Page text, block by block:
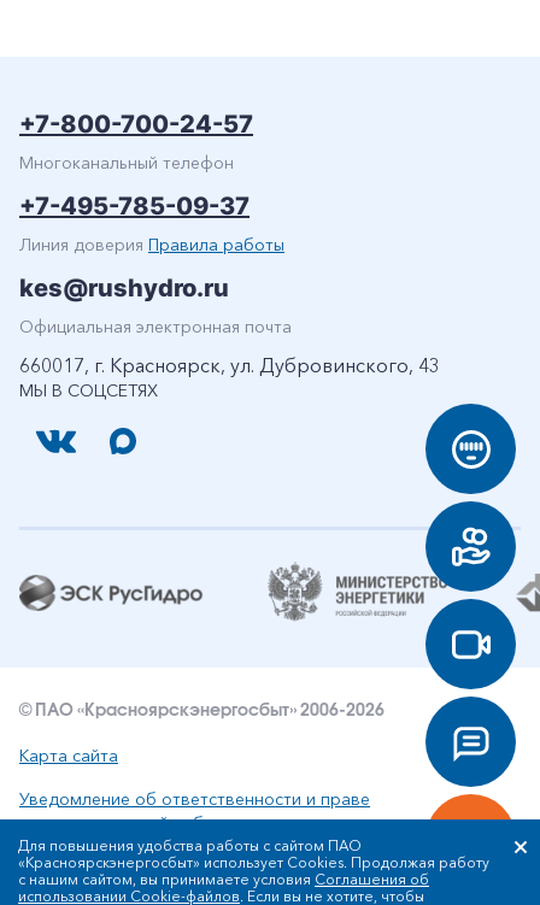
МЫ В СОЦСЕТЯХ
+7-800-700-24-57
Многоканальный телефон
+7-495-785-09-37
Линия доверия Правила работы
kes@rushydro.ru
Официальная электронная почта
660017, г. Красноярск, ул. Дубровинского, 43
© ПАО «Красноярскэнергосбыт» 2006-2026
Карта сайта
Уведомление об ответственности и праве
интеллектуальной собственности
Политика ПАО «Красноярскэнергосбыт» в отношении
обработки персональных данных
Для повышения удобства работы с сайтом ПАО
«Красноярскэнергосбыт» использует Cookies. Продолжая работу
с нашим сайтом, вы принимаете условия Соглашения об
использовании Cookie-файлов. Если вы не хотите, чтобы